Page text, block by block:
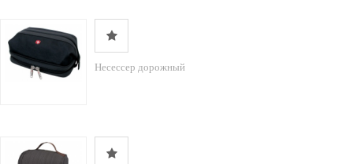
Несессер дорожный